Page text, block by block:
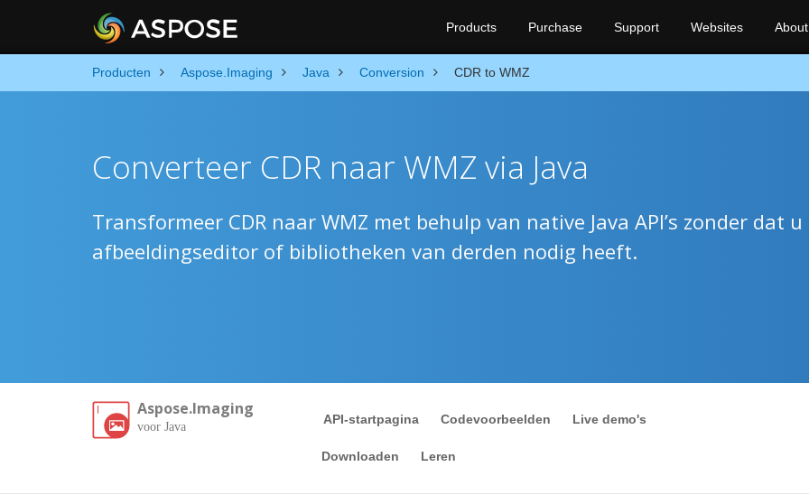
Products Purchase Support Websites About
Producten Aspose.Imaging Java Conversion CDR to WMZ
Converteer CDR naar WMZ via Java
Transformeer CDR naar WMZ met behulp van native Java API’s zonder dat u
afbeeldingseditor of bibliotheken van derden nodig heeft.
Aspose.Imaging
voor Java
API-startpagina Codevoorbeelden Live demo's
Downloaden Leren